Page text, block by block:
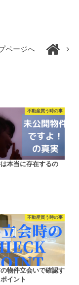
ページへ
不動産買う時の事
本当に存在するの
不動産買う時の事
物件立会いで確認す
イント